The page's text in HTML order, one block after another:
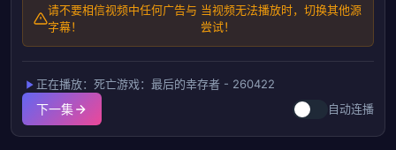
请不要相信视频中任何广告与
字幕！
当视频无法播放时，切换其他源
尝试！
正在播放：死亡游戏：最后的幸存者 - 260422
下一集 自动连播